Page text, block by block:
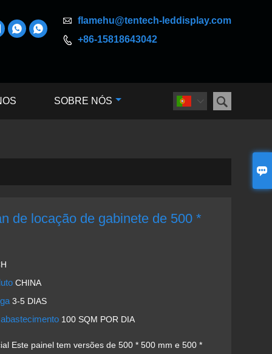

 flamehu@tentech-leddisplay.com
 +86-15818643042
 
 
SOBRE NÓS
de locação de gabinete de 500 *
CHINA
3-5 DIAS
100 SQM POR DIA
Este painel tem versões de 500 * 500 mm e 500 *